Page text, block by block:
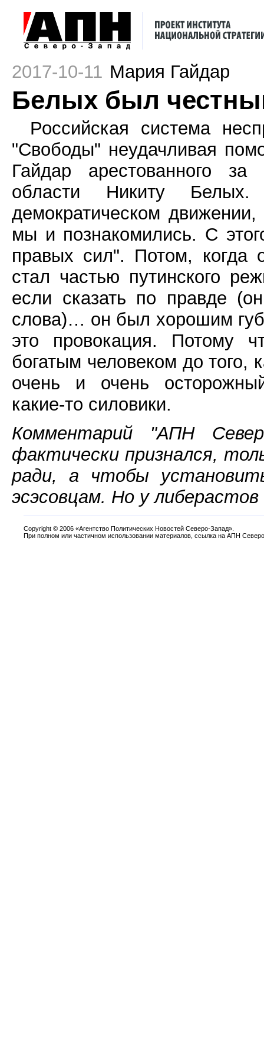
2017-10-11 Мария Гайдар
Белых был
Российская система
"Свободы" неудачливая
Гайдар арестованного за
области Никиту
демократическом
мы и познакомились. С
правых сил". Потом, когда
стал частью путинского
если сказать по правде
слова)… он был хорошим
это провокация. Потому
богатым человеком до того,
очень и очень
какие-то силовики.
Комментарий "АПН
фактически признался,
ради, а чтобы
эсэсовцам. Но у
Copyright © 2006 «Агентство Политических Новостей Северо-Запад».
При полном или частичном использовании материалов, ссылка на АПН